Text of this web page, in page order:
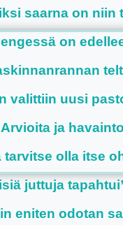
saarna on niin
on
valittiin uusi
ja
olla itse
juttuja
eniten odotan